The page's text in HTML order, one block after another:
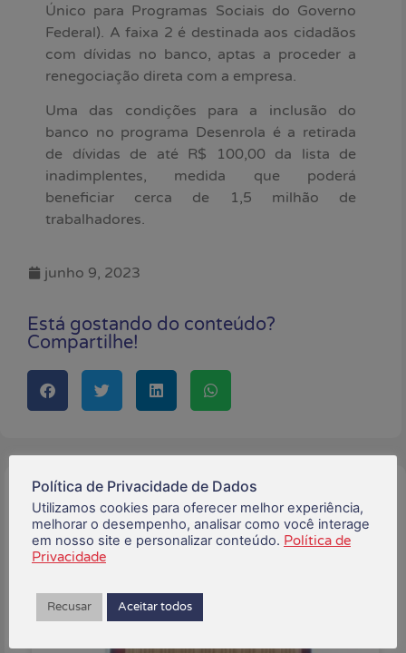
Único para Programas Sociais do Governo
Federal). A faixa 2 é destinada aos cidadãos
com dívidas no banco, aptas a proceder a
renegociação direta com a empresa.
Uma das condições para a inclusão do
banco no programa Desenrola é a retirada
de dívidas de até R$ 100,00 da lista de
inadimplentes, medida que poderá
beneficiar cerca de 1,5 milhão de
trabalhadores.
junho 9, 2023
Está gostando do conteúdo?
Compartilhe!
Buscar:
Posts Recentes:
Política de Privacidade de Dados
Utilizamos cookies para oferecer melhor experiência,
melhorar o desempenho, analisar como você interage
em nosso site e personalizar conteúdo. Política de
Privacidade
Recusar Aceitar todos